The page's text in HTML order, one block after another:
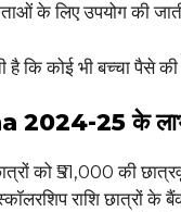
के लिए उपयोग की
है कि कोई भी बच्चा पैसे
2024-25 के
को ₹51,000 की
राशि छात्रों के